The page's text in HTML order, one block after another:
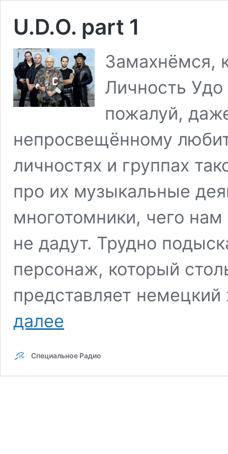
U.D.O. part 1
Замахнёмся,
Личность
пожалуй,
непросвещённому
личностях и группах
про их музыкальные
многотомники, чего нам
не дадут. Трудно
персонаж, который
представляет
далее
Специальное Радио